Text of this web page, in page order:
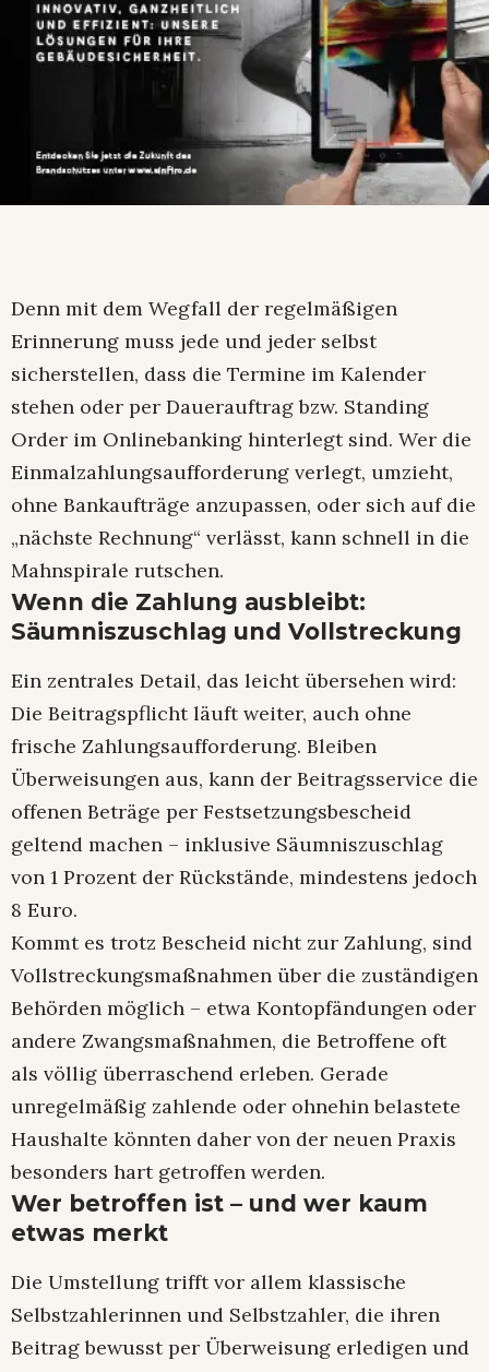
Denn mit dem Wegfall der regelmäßigen
Erinnerung muss jede und jeder selbst
sicherstellen, dass die Termine im Kalender
stehen oder per Dauerauftrag bzw. Standing
Order im Onlinebanking hinterlegt sind. Wer die
Einmalzahlungsaufforderung verlegt, umzieht,
ohne Bankaufträge anzupassen, oder sich auf die
„nächste Rechnung“ verlässt, kann schnell in die
Mahnspirale rutschen.​
Wenn die Zahlung ausbleibt:
Säumniszuschlag und Vollstreckung
Ein zentrales Detail, das leicht übersehen wird:
Die Beitragspflicht läuft weiter, auch ohne
frische Zahlungsaufforderung. Bleiben
Überweisungen aus, kann der Beitragsservice die
offenen Beträge per Festsetzungsbescheid
geltend machen – inklusive Säumniszuschlag
von 1 Prozent der Rückstände, mindestens jedoch
8 Euro.​
Kommt es trotz Bescheid nicht zur Zahlung, sind
Vollstreckungsmaßnahmen über die zuständigen
Behörden möglich – etwa Kontopfändungen oder
andere Zwangsmaßnahmen, die Betroffene oft
als völlig überraschend erleben. Gerade
unregelmäßig zahlende oder ohnehin belastete
Haushalte könnten daher von der neuen Praxis
besonders hart getroffen werden.​
Wer betroffen ist – und wer kaum
etwas merkt
Die Umstellung trifft vor allem klassische
Selbstzahlerinnen und Selbstzahler, die ihren
Beitrag bewusst per Überweisung erledigen und